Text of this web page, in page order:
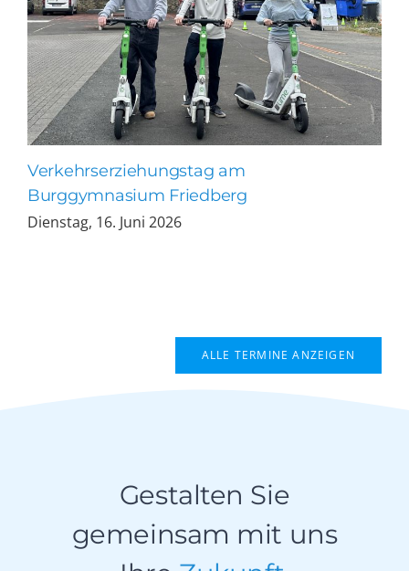
Verkehrserziehungstag am
Burggymnasium Friedberg
Dienstag, 16. Juni 2026
ALLE TERMINE ANZEIGEN
Gestalten Sie
gemeinsam mit uns